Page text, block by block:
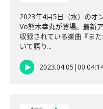
2023年4月5日（水）のオ
Vo熊木幸丸が登場。最新
収録されている楽曲『ま
いて語り...
2023.04.05 |